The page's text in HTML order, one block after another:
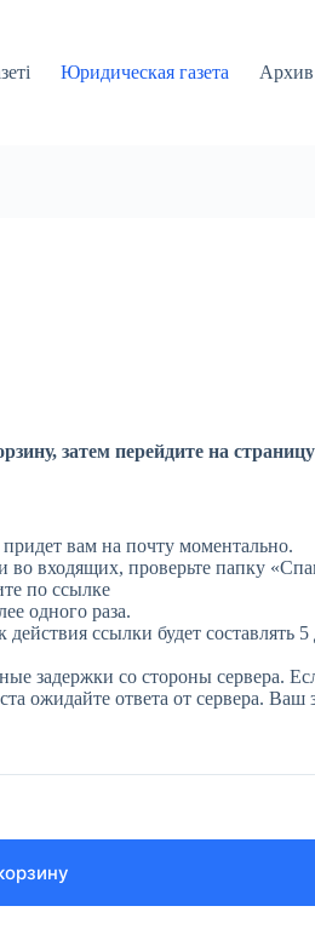
Юридическая газета Архив
затем перейдите на
вам на почту моментально.
во входящих, проверьте папку
по ссылке
одного раза.
ссылки будет составлять
задержки со стороны сервера.
ожидайте ответа от сервера. Ваш